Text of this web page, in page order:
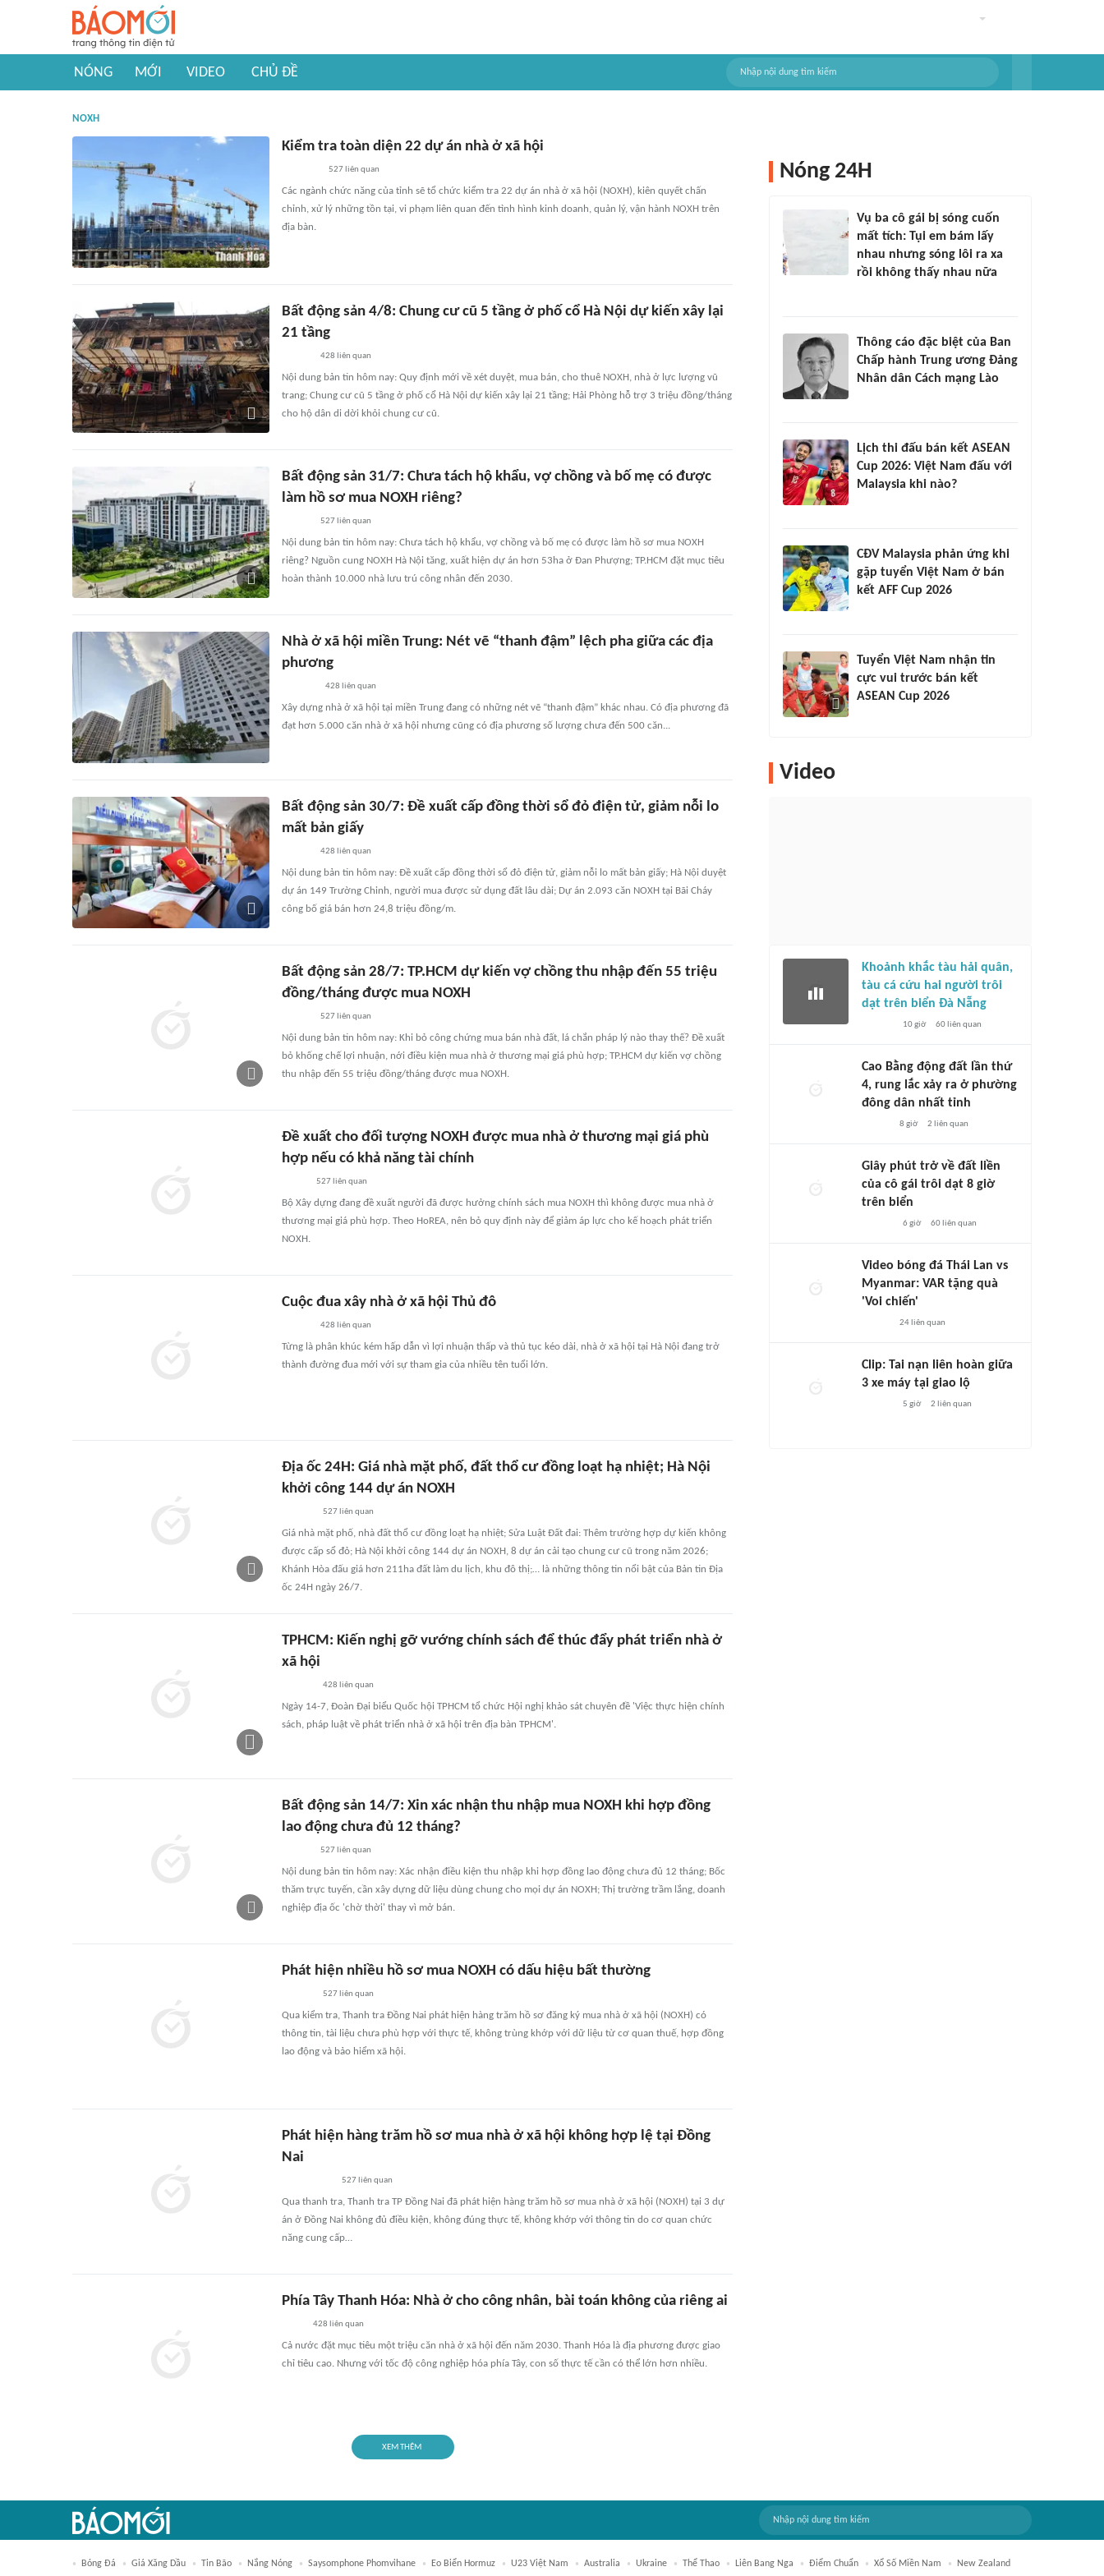
NÓNG MỚI VIDEO CHỦ ĐỀ
NOXH
Kiểm tra toàn diện 22 dự án nhà ở xã hội
527 liên quan
Các ngành chức năng của tỉnh sẽ tổ chức kiểm tra 22 dự án nhà ở xã hội (NOXH), kiên quyết chấn
chỉnh, xử lý những tồn tại, vi phạm liên quan đến tình hình kinh doanh, quản lý, vận hành NOXH trên
địa bàn.
Bất động sản 4/8: Chung cư cũ 5 tầng ở phố cổ Hà Nội dự kiến xây lại
21 tầng
428 liên quan
Nội dung bản tin hôm nay: Quy định mới về xét duyệt, mua bán, cho thuê NOXH, nhà ở lực lượng vũ
trang; Chung cư cũ 5 tầng ở phố cổ Hà Nội dự kiến xây lại 21 tầng; Hải Phòng hỗ trợ 3 triệu đồng/tháng
cho hộ dân di dời khỏi chung cư cũ.
Bất động sản 31/7: Chưa tách hộ khẩu, vợ chồng và bố mẹ có được
làm hồ sơ mua NOXH riêng?
527liên quan
Nội dung bản tin hôm nay: Chưa tách hộ khẩu, vợ chồng và bố mẹ có được làm hồ sơ mua NOXH
riêng? Nguồn cung NOXH Hà Nội tăng, xuất hiện dự án hơn 53ha ở Đan Phượng; TP.HCM đặt mục tiêu
hoàn thành 10.000 nhà lưu trú công nhân đến 2030.
Nhà ở xã hội miền Trung: Nét vẽ “thanh đậm” lệch pha giữa các địa
phương
428 liên quan
Xây dựng nhà ở xã hội tại miền Trung đang có những nét vẽ “thanh đậm” khác nhau. Có địa phương đã
đạt hơn 5.000 căn nhà ở xã hội nhưng cũng có địa phương số lượng chưa đến 500 căn...
Bất động sản 30/7: Đề xuất cấp đồng thời sổ đỏ điện tử, giảm nỗi lo
mất bản giấy
428 liên quan
Nội dung bản tin hôm nay: Đề xuất cấp đồng thời sổ đỏ điện tử, giảm nỗi lo mất bản giấy; Hà Nội duyệt
dự án 149 Trường Chinh, người mua được sử dụng đất lâu dài; Dự án 2.093 căn NOXH tại Bãi Cháy
công bố giá bán hơn 24,8 triệu đồng/m.
Bất động sản 28/7: TP.HCM dự kiến vợ chồng thu nhập đến 55 triệu
đồng/tháng được mua NOXH
527liên quan
Nội dung bản tin hôm nay: Khi bỏ công chứng mua bán nhà đất, lá chắn pháp lý nào thay thế? Đề xuất
bỏ khống chế lợi nhuận, nới điều kiện mua nhà ở thương mại giá phù hợp; TP.HCM dự kiến vợ chồng
thu nhập đến 55 triệu đồng/tháng được mua NOXH.
Đề xuất cho đối tượng NOXH được mua nhà ở thương mại giá phù
hợp nếu có khả năng tài chính
527 liên quan
Bộ Xây dựng đang đề xuất người đã được hưởng chính sách mua NOXH thì không được mua nhà ở
thương mại giá phù hợp. Theo HoREA, nên bỏ quy định này để giảm áp lực cho kế hoạch phát triển
NOXH.
Cuộc đua xây nhà ở xã hội Thủ đô
428 liên quan
Từng là phân khúc kém hấp dẫn vì lợi nhuận thấp và thủ tục kéo dài, nhà ở xã hội tại Hà Nội đang trở
thành đường đua mới với sự tham gia của nhiều tên tuổi lớn.
Địa ốc 24H: Giá nhà mặt phố, đất thổ cư đồng loạt hạ nhiệt; Hà Nội
khởi công 144 dự án NOXH
527liên quan
Giá nhà mặt phố, nhà đất thổ cư đồng loạt hạ nhiệt; Sửa Luật Đất đai: Thêm trường hợp dự kiến không
được cấp sổ đỏ; Hà Nội khởi công 144 dự án NOXH, 8 dự án cải tạo chung cư cũ trong năm 2026;
Khánh Hòa đấu giá hơn 211ha đất làm du lịch, khu đô thị;… là những thông tin nổi bật của Bản tin Địa
ốc 24H ngày 26/7.
TPHCM: Kiến nghị gỡ vướng chính sách để thúc đẩy phát triển nhà ở
xã hội
428 liên quan
Ngày 14-7, Đoàn Đại biểu Quốc hội TPHCM tổ chức Hội nghị khảo sát chuyên đề 'Việc thực hiện chính
sách, pháp luật về phát triển nhà ở xã hội trên địa bàn TPHCM'.
Bất động sản 14/7: Xin xác nhận thu nhập mua NOXH khi hợp đồng
lao động chưa đủ 12 tháng?
527liên quan
Nội dung bản tin hôm nay: Xác nhận điều kiện thu nhập khi hợp đồng lao động chưa đủ 12 tháng; Bốc
thăm trực tuyến, cần xây dựng dữ liệu dùng chung cho mọi dự án NOXH; Thị trường trầm lắng, doanh
nghiệp địa ốc 'chờ thời' thay vì mở bán.
Phát hiện nhiều hồ sơ mua NOXH có dấu hiệu bất thường
527liên quan
Qua kiểm tra, Thanh tra Đồng Nai phát hiện hàng trăm hồ sơ đăng ký mua nhà ở xã hội (NOXH) có
thông tin, tài liệu chưa phù hợp với thực tế, không trùng khớp với dữ liệu từ cơ quan thuế, hợp đồng
lao động và bảo hiểm xã hội.
Phát hiện hàng trăm hồ sơ mua nhà ở xã hội không hợp lệ tại Đồng
Nai
527liên quan
Qua thanh tra, Thanh tra TP Đồng Nai đã phát hiện hàng trăm hồ sơ mua nhà ở xã hội (NOXH) tại 3 dự
án ở Đồng Nai không đủ điều kiện, không đúng thực tế, không khớp với thông tin do cơ quan chức
năng cung cấp…
Phía Tây Thanh Hóa: Nhà ở cho công nhân, bài toán không của riêng ai
428 liên quan
Cả nước đặt mục tiêu một triệu căn nhà ở xã hội đến năm 2030. Thanh Hóa là địa phương được giao
chỉ tiêu cao. Nhưng với tốc độ công nghiệp hóa phía Tây, con số thực tế cần có thể lớn hơn nhiều.
XEM THÊM
Nóng 24H
Vụ ba cô gái bị sóng cuốn
mất tích: Tụi em bám lấy
nhau nhưng sóng lôi ra xa
rồi không thấy nhau nữa
Thông cáo đặc biệt của Ban
Chấp hành Trung ương Đảng
Nhân dân Cách mạng Lào
Lịch thi đấu bán kết ASEAN
Cup 2026: Việt Nam đấu với
Malaysia khi nào?
CĐV Malaysia phản ứng khi
gặp tuyển Việt Nam ở bán
kết AFF Cup 2026
Tuyển Việt Nam nhận tin
cực vui trước bán kết
ASEAN Cup 2026
Video
Khoảnh khắc tàu hải quân,
tàu cá cứu hai người trôi
dạt trên biển Đà Nẵng
10 giờ 60liên quan
Cao Bằng động đất lần thứ
4, rung lắc xảy ra ở phường
đông dân nhất tỉnh
8 giờ 2 liên quan
Giây phút trở về đất liền
của cô gái trôi dạt 8 giờ
trên biển
6 giờ 60liên quan
Video bóng đá Thái Lan vs
Myanmar: VAR tặng quà
'Voi chiến'
24liên quan
Clip: Tai nạn liên hoàn giữa
3 xe máy tại giao lộ
5 giờ 2 liên quan
Bóng Đá Giá Xăng Dầu Tin Bão Nắng Nóng Saysomphone Phomvihane Eo Biển Hormuz U23 Việt Nam Australia Ukraine Thể Thao Liên Bang Nga Điểm Chuẩn Xổ Số Miền Nam New Zealand